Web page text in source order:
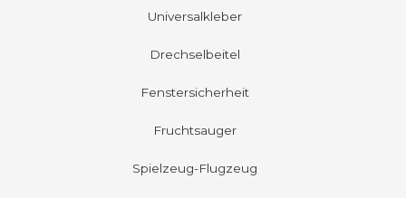
Universalkleber
Drechselbeitel
Fenstersicherheit
Fruchtsauger
Spielzeug-Flugzeug